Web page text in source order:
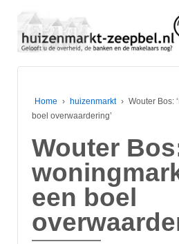
Home › huizenmarkt › Wouter Bos:
boel overwaardering’
Wouter
een boel